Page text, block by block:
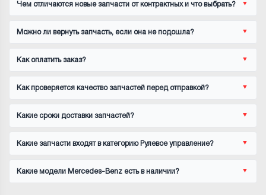
Чем отличаются новые запчасти от контрактных и что выбрать?
Можно ли вернуть запчасть, если она не подошла?
Как оплатить заказ?
Как проверяется качество запчастей перед отправкой?
Какие сроки доставки запчастей?
Какие запчасти входят в категорию Рулевое управление?
Какие модели Mercedes-Benz есть в наличии?